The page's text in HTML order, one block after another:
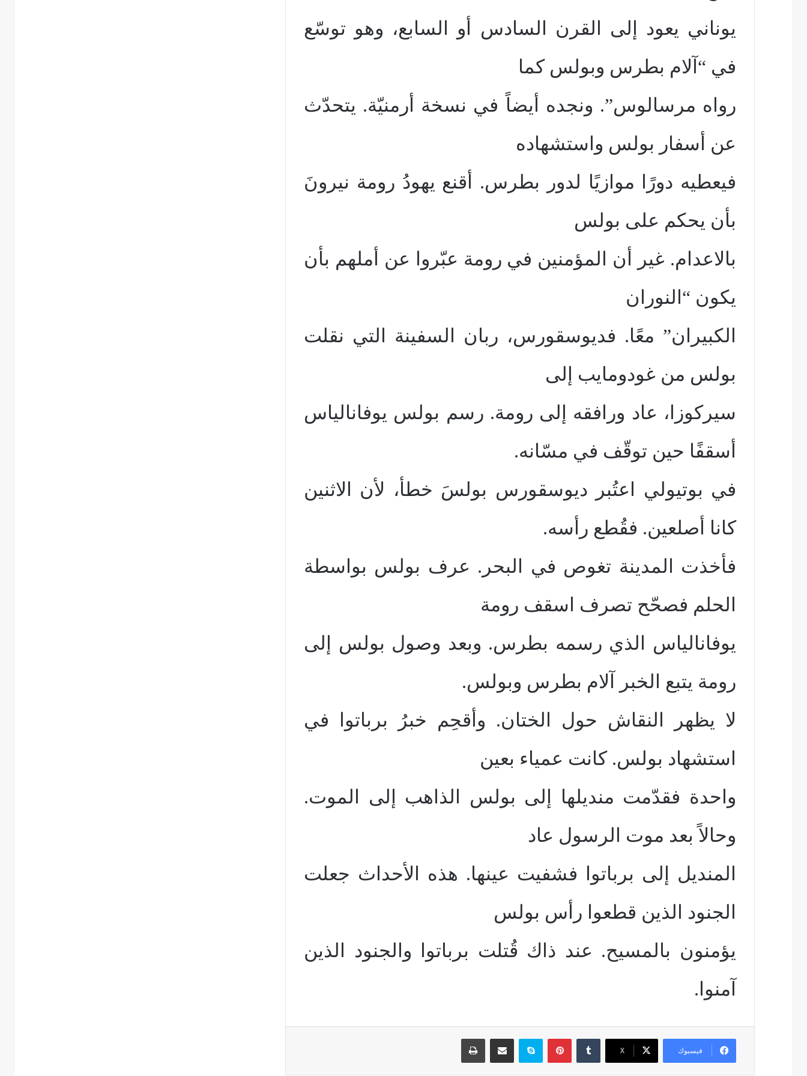
يوناني يعود إلى القرن السادس أو السابع، وهو توسّع
في “آلام بطرس وبولس كما
رواه مرسالوس”. ونجده أيضاً في نسخة أرمنيّة. يتحدّث
عن أسفار بولس واستشهاده
فيعطيه دورًا موازيًا لدور بطرس. أقنع يهودُ رومة نيرونَ
بأن يحكم على بولس
بالاعدام. غير أن المؤمنين في رومة عبّروا عن أملهم بأن
يكون “النوران
الكبيران” معًا. فديوسقورس، ربان السفينة التي نقلت
بولس من غودومايب إلى
سيركوزا، عاد ورافقه إلى رومة. رسم بولس يوفانالياس
أسقفًا حين توقّف في مسّانه.
في بوتيولي اعتُبر ديوسقورس بولسَ خطأ، لأن الاثنين
كانا أصلعين. فقُطع رأسه.
فأخذت المدينة تغوص في البحر. عرف بولس بواسطة
الحلم فصحّح تصرف اسقف رومة
يوفانالياس الذي رسمه بطرس. وبعد وصول بولس إلى
رومة يتبع الخبر آلام بطرس وبولس.
لا يظهر النقاش حول الختان. وأقحِم خبرُ برباتوا في
استشهاد بولس. كانت عمياء بعين
واحدة فقدّمت منديلها إلى بولس الذاهب إلى الموت.
وحالاً بعد موت الرسول عاد
المنديل إلى برباتوا فشفيت عينها. هذه الأحداث جعلت
الجنود الذين قطعوا رأس بولس
يؤمنون بالمسيح. عند ذاك قُتلت برباتوا والجنود الذين
آمنوا.
فيسبوك ‫X
بينتيريستسكايب مشاركة عبر البريد طباعة